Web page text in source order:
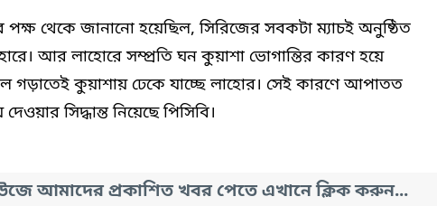
পক্ষ থেকে জানানো হয়েছিল, সিরিজের সবকটা ম্যাচই অনুষ্ঠিত
আর লাহোরে সম্প্রতি ঘন কুয়াশা ভোগান্তির কারণ হয়ে
গড়াতেই কুয়াশায় ঢেকে যাচ্ছে লাহোর। সেই কারণে আপাতত
সিদ্ধান্ত নিয়েছে পিসিবি।
আমাদের প্রকাশিত খবর পেতে এখানে ক্লিক করুন...